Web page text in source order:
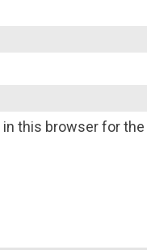
in this browser for